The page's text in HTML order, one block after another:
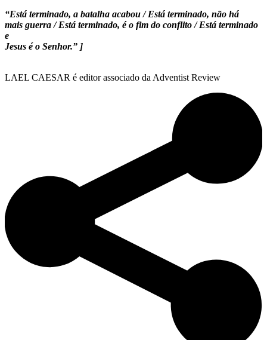
“Está terminado, a batalha acabou / Está terminado, não há
mais guerra / Está terminado, é o fim do conflito / Está terminado
e
Jesus é o Senhor.” ]
LAEL CAESAR é editor associado da Adventist Review